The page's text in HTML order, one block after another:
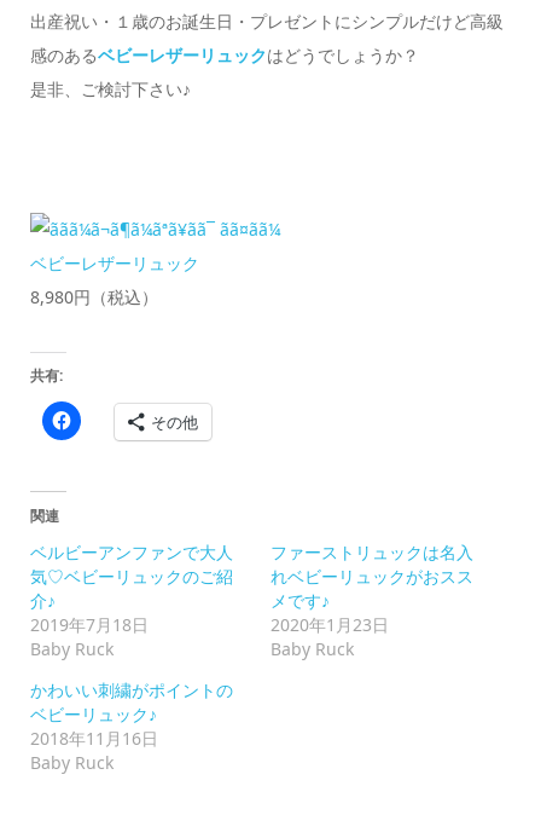
出産祝い・１歳のお誕生日・プレゼントにシンプルだけど高級
感のあるベビーレザーリュックはどうでしょうか？
是非、ご検討下さい♪
ベビーレザーリュック
8,980円（税込）
共有:
Facebook
で
ク
リ
ッ
ク
て
く
だ
い
(新
し
い
ウ
ィ
その他
関連
ベルビーアンファンで大人
気♡ベビーリュックのご紹
介♪
2019年7月18日
Baby Ruck
ファーストリュックは名入
れベビーリュックがおスス
メです♪
2020年1月23日
Baby Ruck
かわいい刺繍がポイントの
ベビーリュック♪
2018年11月16日
Baby Ruck